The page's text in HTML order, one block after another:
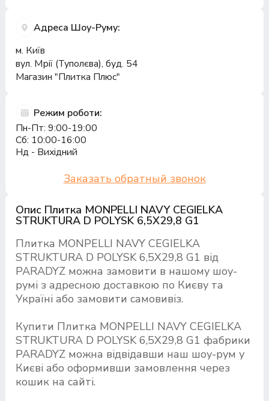
Опис Плитка MONPELLI NAVY CEGIELKA
STRUKTURA D POLYSK 6,5X29,8 G1
Плитка MONPELLI NAVY CEGIELKA
STRUKTURA D POLYSK 6,5X29,8 G1 від
PARADYZ можна замовити в нашому шоу-
румі з адресною доставкою по Києву та
Україні або замовити самовивіз.
Купити Плитка MONPELLI NAVY CEGIELKA
STRUKTURA D POLYSK 6,5X29,8 G1 фабрики
PARADYZ можна відвідавши наш шоу-рум у
Києві або оформивши замовлення через
кошик на сайті.
Адреса Шоу-Руму:
м. Київ
вул. Мрії (Туполєва), буд. 54
Магазин "Плитка Плюс"
Режим роботи:
Пн-Пт: 9:00-19:00
Сб: 10:00-16:00
Нд - Вихідний
Заказать обратный звонок